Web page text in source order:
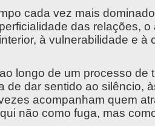
cada vez mais
das relações,
à vulnerabilidade e
longo de um processo
de dar sentido ao silêncio,
acompanham quem
não como fuga, mas